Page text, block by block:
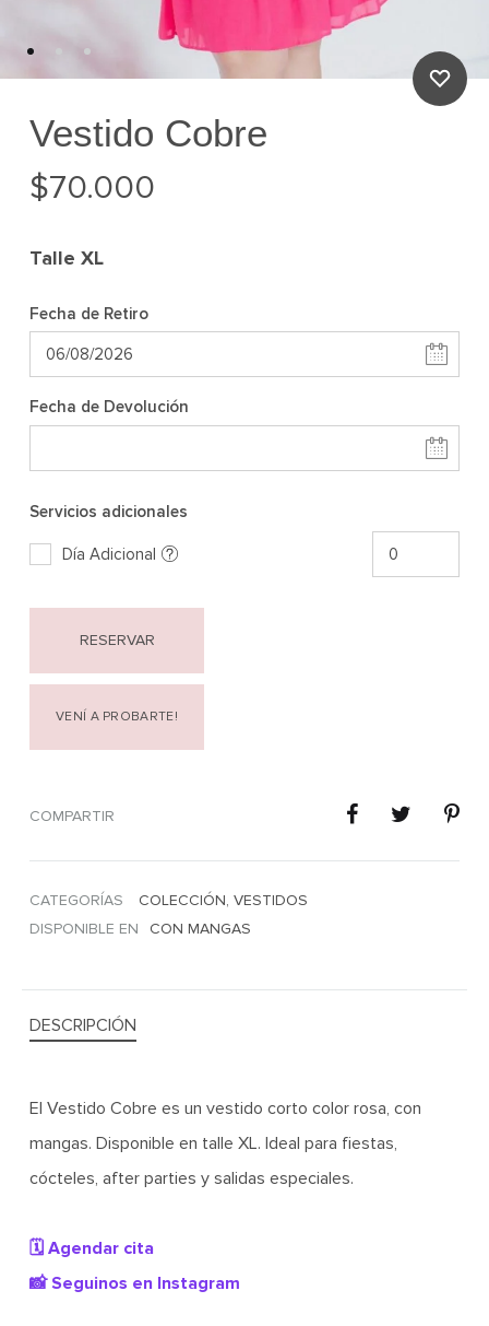
Vestido Cobre
$70.000
Talle XL
Fecha de Retiro
Fecha de Devolución
Servicios adicionales
Día Adicional
RESERVAR
VENÍ A PROBARTE!
COMPARTIR
CATEGORÍAS COLECCIÓN, VESTIDOS
DISPONIBLE EN
CON MANGAS
DESCRIPCIÓN
El Vestido Cobre es un vestido corto color rosa, con
mangas. Disponible en talle XL. Ideal para fiestas,
cócteles, after parties y salidas especiales.
🗓️ Agendar cita
📸 Seguinos en Instagram